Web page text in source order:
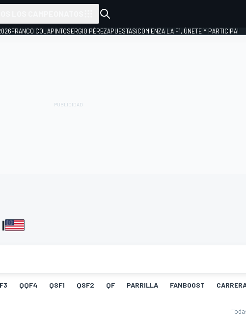
FRANCO COLAPINTOSERGIO PÉREZAPUESTAS¡COMIENZA LA F1, ÚNETE Y PARTICIPA!
QQF4 QSF1 QSF2 QF PARRILLA FANBOOST